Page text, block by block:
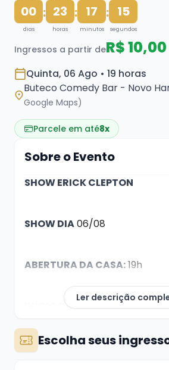
00
dias
: 23
horas
: 17
minutos
: 15
segundos
Ingressos a partir deR$ 10,00
Quinta, 06 Ago • 19 horas
Buteco Comedy Bar - Novo
Google Maps)
Parcele em até8x
Sobre o Evento
SHOW ERICK CLEPTON
SHOW DIA06/08
ABERTURA DA CASA:19h
INÍCIO DO SHOW:21h
Ler descrição
Escolha seus